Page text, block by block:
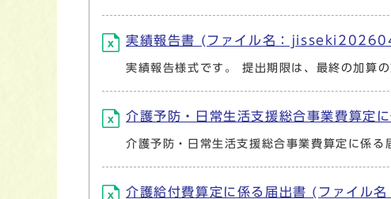
実績報告書 (ファイル名：
実績報告様式です。 提出期限は、最終の加算
介護予防・日常生活支援総合事業費算
介護予防・日常生活支援総合事業費算定に係
介護給付費算定に係る届出書 (ファイ